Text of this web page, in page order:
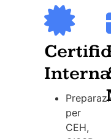
per
CEH,